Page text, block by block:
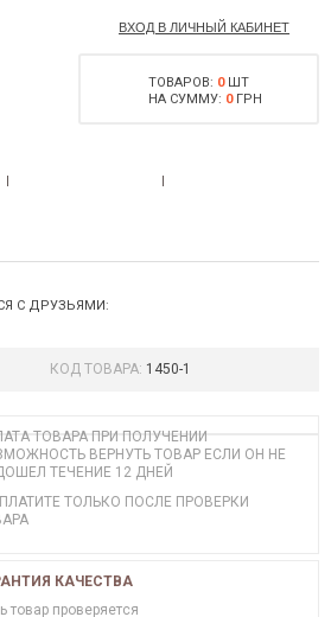
ВХОД В ЛИЧНЫЙ КАБИНЕТ
ТОВАРОВ: 0ШТ
НА СУММУ: 0ГРН
С ДРУЗЬЯМИ:
КОД ТОВАРА: 1450-1
ТОВАРА ПРИ ПОЛУЧЕНИИ
ВЕРНУТЬ ТОВАР ЕСЛИ ОН НЕ
ТЕЧЕНИЕ 12 ДНЕЙ
ТОЛЬКО ПОСЛЕ ПРОВЕРКИ
КАЧЕСТВА
товар проверяется